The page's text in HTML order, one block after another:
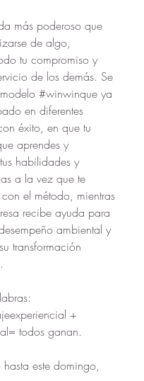
más poderoso que
de algo,
tu compromiso y
de los demás. Se
#winwinque ya
en diferentes
éxito, en que tu
aprendes y
habilidades y
a la vez que te
el método, mientras
recibe ayuda para
ambiental y
transformación
+
todos ganan.
este domingo,